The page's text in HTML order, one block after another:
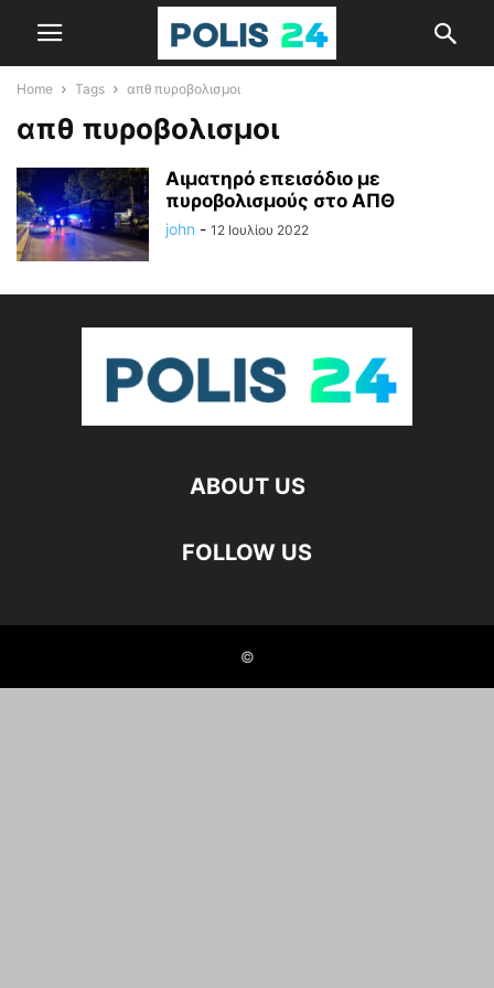
Home Tags απθ πυροβολισμοι
απθ πυροβολισμοι
Αιματηρό επεισόδιο με
πυροβολισμούς στο ΑΠΘ
john - 12 Ιουλίου 2022
ABOUT US
FOLLOW US
©